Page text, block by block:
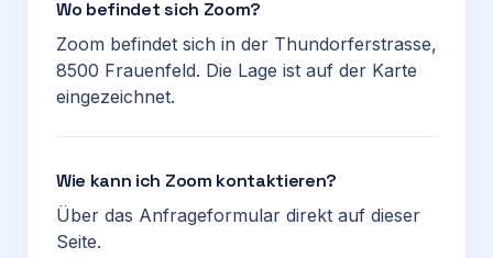
Wo befindet sich Zoom?
Zoom befindet sich in der Thundorferstrasse,
8500 Frauenfeld. Die Lage ist auf der Karte
eingezeichnet.
Wie kann ich Zoom kontaktieren?
Über das Anfrageformular direkt auf dieser
Seite.